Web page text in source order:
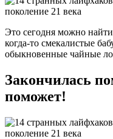
Это сегодня можно
когда-то смекалистые
обыкновенные чайные
Закончилась
поможет!